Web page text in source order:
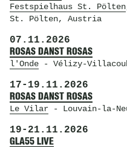
Festspielhaus St. Pölten
St. Pölten, Austria
07.11.2026
ROSAS DANST ROSAS
l'Onde- Vélizy-
17- 19.11.2026
ROSAS DANST ROSAS
Le Vilar- Louvain-la-
19- 21.11.2026
GLA55 LIVE